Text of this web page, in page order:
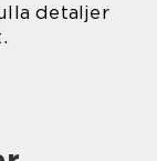
detaljer